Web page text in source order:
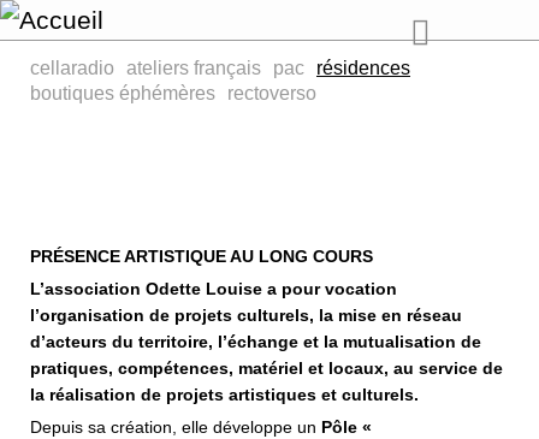
cellaradio ateliers français pac
résidences
boutiques éphémères
rectoverso
PRÉSENCE ARTISTIQUE AU LONG COURS
L’association Odette Louise a pour vocation
l’organisation de projets culturels, la mise en réseau
d’acteurs du territoire, l’échange et la mutualisation de
pratiques, compétences, matériel et locaux, au service de
la réalisation de projets artistiques et culturels.
Depuis sa création, elle développe un Pôle «